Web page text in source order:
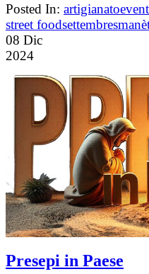
Posted In: artigianato
street foodsettembre
08 Dic
2024
Presepi in Paese